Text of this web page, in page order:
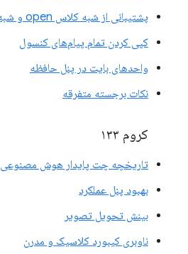
پشتیبانی از شبه کلاس open و شبه عناصر مختلف
کپی کردن تمام پیام‌های کنسول
واحدهای بایت در پنل حافظه
نکات برجسته متفرقه
کروم ۱۳۳
تاریخچه چت پایدار هوش مصنوعی
بهبود پنل عملکرد
بینش تحویل تصویر
ناوبری کیبورد کلاسیک و مدرن